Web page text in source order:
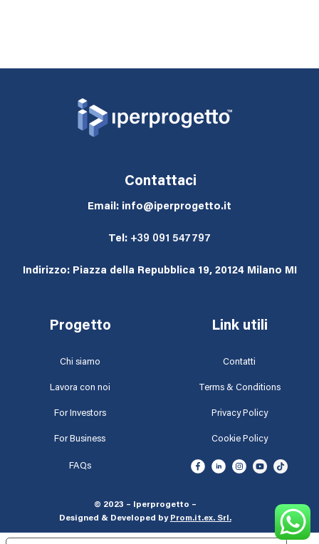
Contattaci
Email: info@iperprogetto.it
Tel: +39 091 547797
Indirizzo: Piazza della Repubblica 19, 20124 Milano MI
Progetto Link utili
Chi siamo Contatti
Lavora con noi Terms & Conditions
For Investors Privacy Policy
For Business Cookie Policy
FAQs
© 2023 – Iperprogetto –
Designed & Developed by Prom.it.ex. Srl .